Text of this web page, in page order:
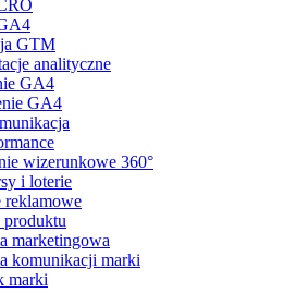
GTM
analityczne
GA4
GA4
wizerunkowe 360°
i loterie
reklamowe
marketingowa
komunikacji marki
marki